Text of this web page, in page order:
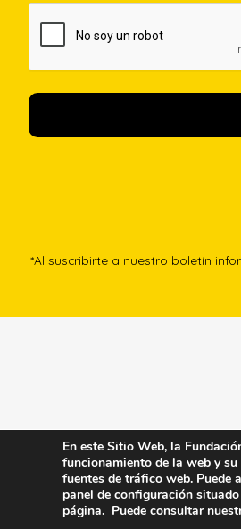
*Al suscribirte a nuestro boletín
En este Sitio Web, la
funcionamiento de la web y
fuentes de tráfico web. Puede
panel de configuración
página. Puede consultar